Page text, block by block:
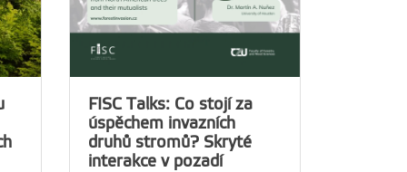
FISC Talks: Co stojí za
úspěchem invazních
druhů stromů? Skryté
interakce v pozadí